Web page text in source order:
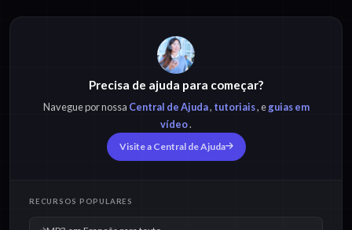
Precisa de ajuda para começar?
Navegue por nossa Central de Ajuda, tutoriais, eguias em
vídeo.
Visite a Central de Ajuda
RECURSOS POPULARES